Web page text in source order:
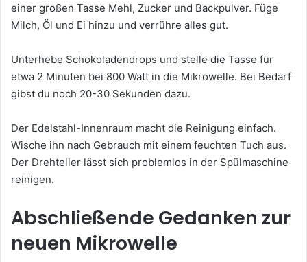
einer großen Tasse Mehl, Zucker und Backpulver. Füge
Milch, Öl und Ei hinzu und verrühre alles gut.
Unterhebe Schokoladendrops und stelle die Tasse für
etwa 2 Minuten bei 800 Watt in die Mikrowelle. Bei Bedarf
gibst du noch 20-30 Sekunden dazu.
Der Edelstahl-Innenraum macht die Reinigung einfach.
Wische ihn nach Gebrauch mit einem feuchten Tuch aus.
Der Drehteller lässt sich problemlos in der Spülmaschine
reinigen.
Abschließende Gedanken zur
neuen Mikrowelle